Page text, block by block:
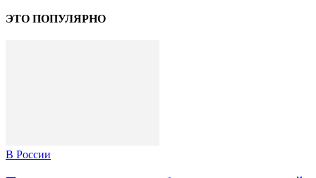
ЭТО ПОПУЛЯРНО
В России